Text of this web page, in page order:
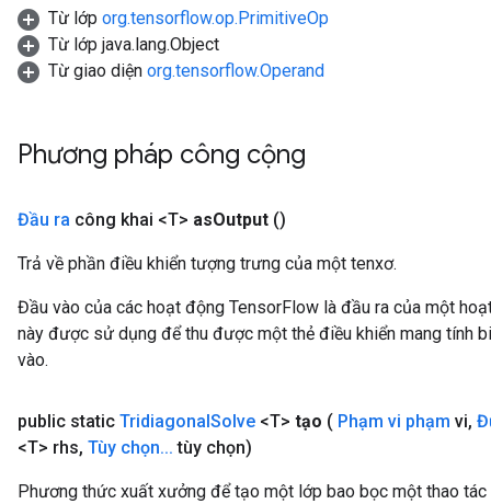
Từ lớp org.tensorflow.op.PrimitiveOp
Từ lớp java.lang.Object
Từ giao diện org.tensorflow.Operand
Phương pháp công cộng
Đầu ra công khai <T> asOutput ()
Trả về phần điều khiển tượng trưng của một tenxơ.
Đầu vào của các hoạt động TensorFlow là đầu ra của một
này được sử dụng để thu được một thẻ điều khiển mang tính
vào.
public static TridiagonalSolve <T> tạo ( Phạm vi phạm vi,
<T> rhs, Tùy chọn... tùy chọn)
Phương thức xuất xưởng để tạo một lớp bao bọc một thao